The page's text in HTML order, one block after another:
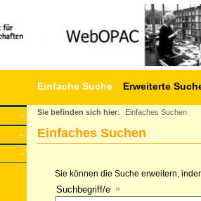
Einfache Suche Erweiterte
Sie befinden sich hier: Einfaches Suchen
Einfaches Suchen
Sie können die Suche erweitern,
Suchbegriff/e